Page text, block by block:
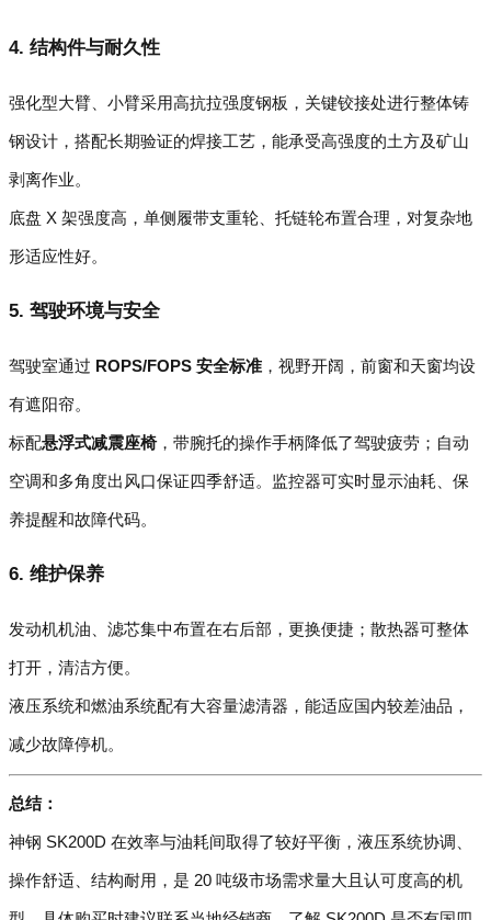
4. 结构件与耐久性
强化型大臂、小臂采用高抗拉强度钢板，关键铰接处进行整体铸
钢设计，搭配长期验证的焊接工艺，能承受高强度的土方及矿山
剥离作业。
底盘 X 架强度高，单侧履带支重轮、托链轮布置合理，对复杂地
形适应性好。
5. 驾驶环境与安全
驾驶室通过 ROPS/FOPS 安全标准 ，视野开阔，前窗和天窗均设
有遮阳帘。
标配悬浮式减震座椅，带腕托的操作手柄降低了驾驶疲劳；自动
空调和多角度出风口保证四季舒适。监控器可实时显示油耗、保
养提醒和故障代码。
6. 维护保养
发动机机油、滤芯集中布置在右后部，更换便捷；散热器可整体
打开，清洁方便。
液压系统和燃油系统配有大容量滤清器，能适应国内较差油品，
减少故障停机。
总结：
神钢 SK200D 在效率与油耗间取得了较好平衡，液压系统协调、
操作舒适、结构耐用，是 20 吨级市场需求量大且认可度高的机